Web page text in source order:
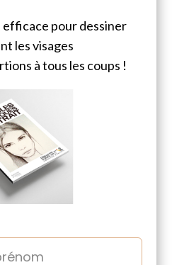
efficace pour dessiner
les visages
à tous les coups !